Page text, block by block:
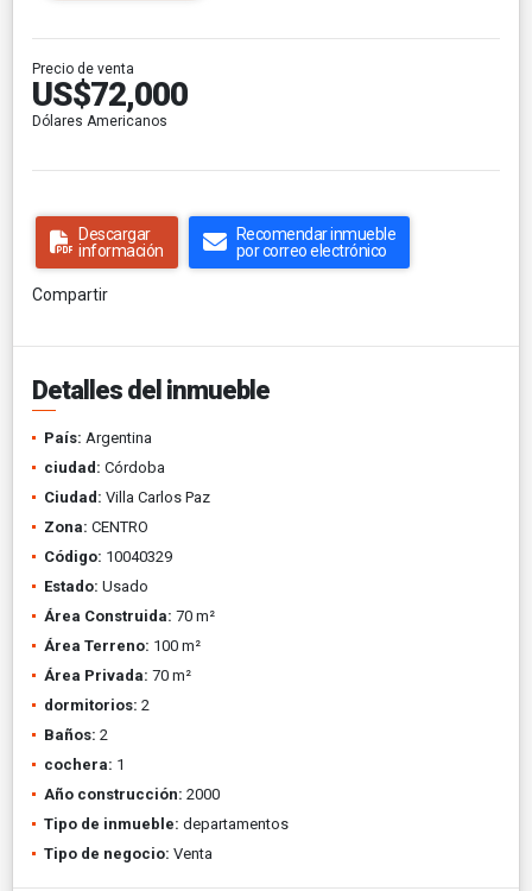
Precio de venta
US$72,000
Dólares Americanos
Descargar
información
Recomendar inmueble
por correo electrónico
Compartir
Detalles del inmueble
País: Argentina
ciudad: Córdoba
Ciudad: Villa Carlos Paz
Zona: CENTRO
Código: 10040329
Estado: Usado
Área Construida: 70 m²
Área Terreno: 100 m²
Área Privada: 70 m²
dormitorios: 2
Baños: 2
cochera: 1
Año construcción: 2000
Tipo de inmueble: departamentos
Tipo de negocio: Venta